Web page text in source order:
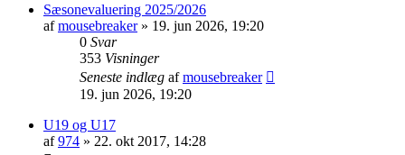
Sæsonevaluering 2025/2026
afmousebreaker» 19. jun 2026, 19:20
0 Svar
353 Visninger
Seneste indlæg afmousebreaker
19. jun 2026, 19:20
U19 og U17
af974 » 22. okt 2017, 14:28